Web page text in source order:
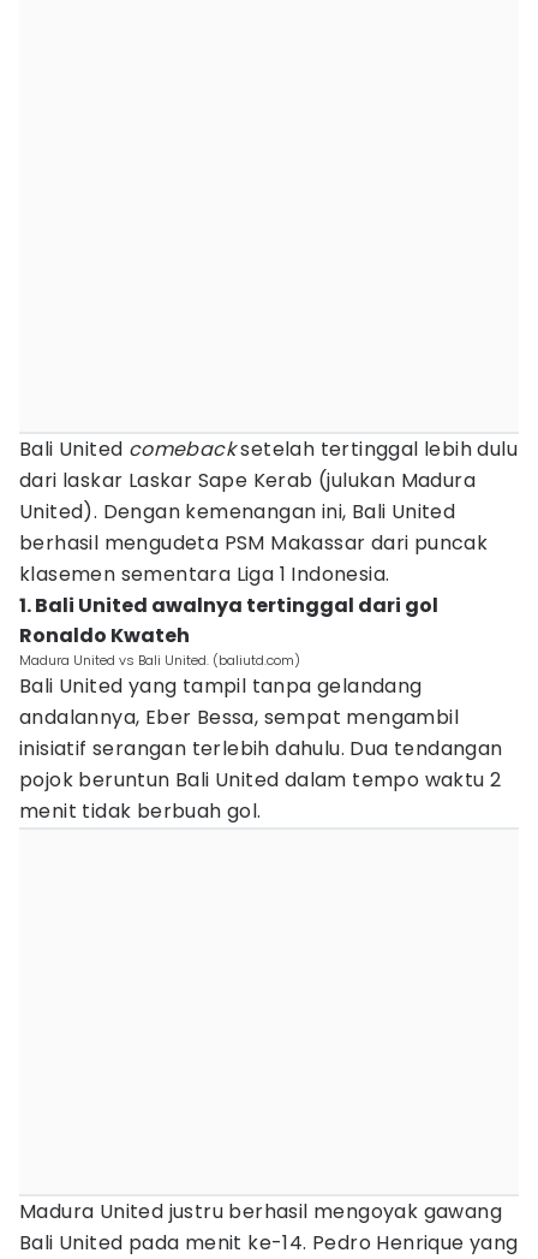
Bali United comebacksetelah tertinggal lebih dulu
dari laskar Laskar Sape Kerab (julukan Madura
United). Dengan kemenangan ini, Bali United
berhasil mengudeta PSM Makassar dari puncak
klasemen sementara Liga 1 Indonesia.
1. Bali United awalnya tertinggal dari gol
Ronaldo Kwateh
Madura United vs Bali United. (baliutd.com)
Bali United yang tampil tanpa gelandang
andalannya, Eber Bessa, sempat mengambil
inisiatif serangan terlebih dahulu. Dua tendangan
pojok beruntun Bali United dalam tempo waktu 2
menit tidak berbuah gol.
Madura United justru berhasil mengoyak gawang
Bali United pada menit ke-14. Pedro Henrique yang